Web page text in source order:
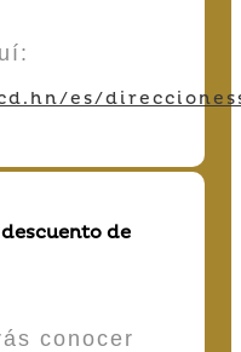
es/
de
conocer